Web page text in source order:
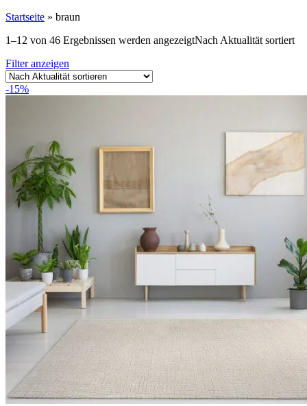
Startseite » braun
1–12 von 46 Ergebnissen werden angezeigtNach Aktualität sortiert
Filter anzeigen
-15%